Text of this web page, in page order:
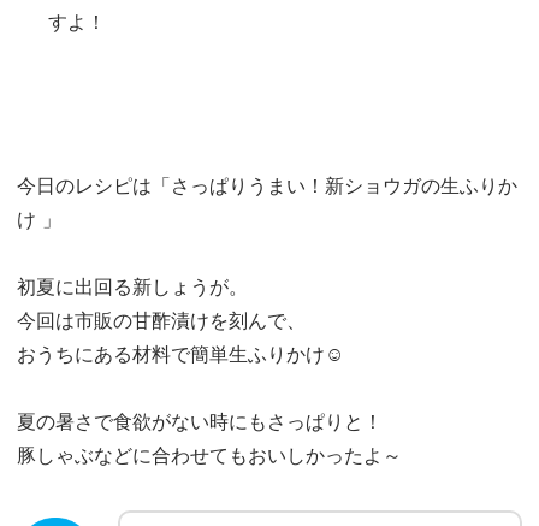
すよ！
今日のレシピは「さっぱりうまい！新ショウガの生ふりか
け 」
初夏に出回る新しょうが。
今回は市販の甘酢漬けを刻んで、
おうちにある材料で簡単生ふりかけ☺︎
夏の暑さで食欲がない時にもさっぱりと！
豚しゃぶなどに合わせてもおいしかったよ～